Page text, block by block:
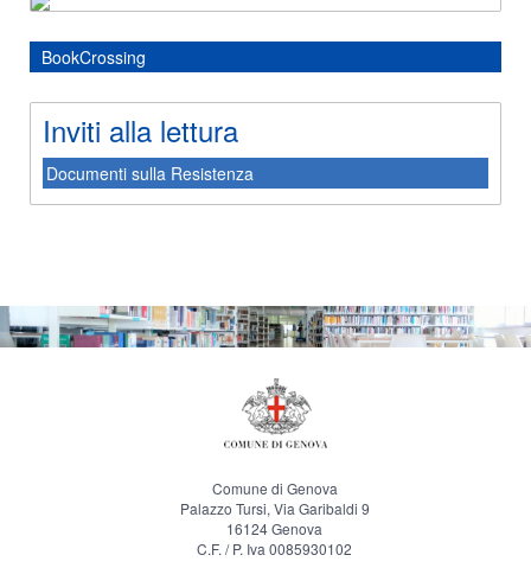
BookCrossing
Inviti alla lettura
Documenti sulla Resistenza
Comune di Genova
Palazzo Tursi, Via Garibaldi 9
16124 Genova
C.F. / P. Iva 0085930102